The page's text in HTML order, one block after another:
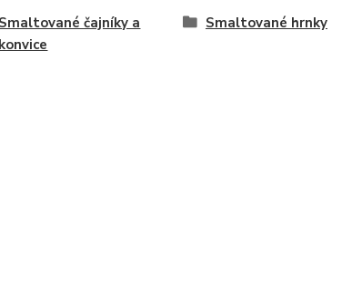
Smaltované čajníky a
konvice
Smaltované hrnky